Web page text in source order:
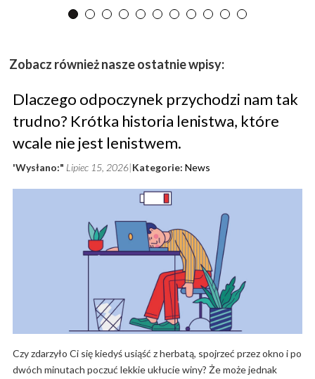
Zobacz również nasze ostatnie wpisy:
Dlaczego odpoczynek przychodzi nam tak
trudno? Krótka historia lenistwa, które
wcale nie jest lenistwem.
'Wysłano:" Lipiec 15, 2026 Kategorie: News
Czy zdarzyło Ci się kiedyś usiąść z herbatą, spojrzeć przez okno i po
dwóch minutach poczuć lekkie ukłucie winy? Że może jednak